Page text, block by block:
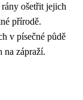
ošetřit jejich
přírodě.
v písečné půdě
na zápraží.